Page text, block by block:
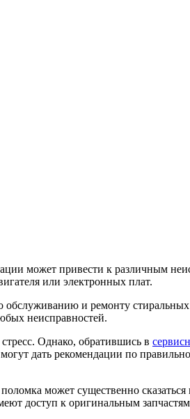
может привести к различным
или электронных плат.
и ремонту
неисправностей.
Однако, обратившись в
дать рекомендации по
может существенно
доступ к оригинальным